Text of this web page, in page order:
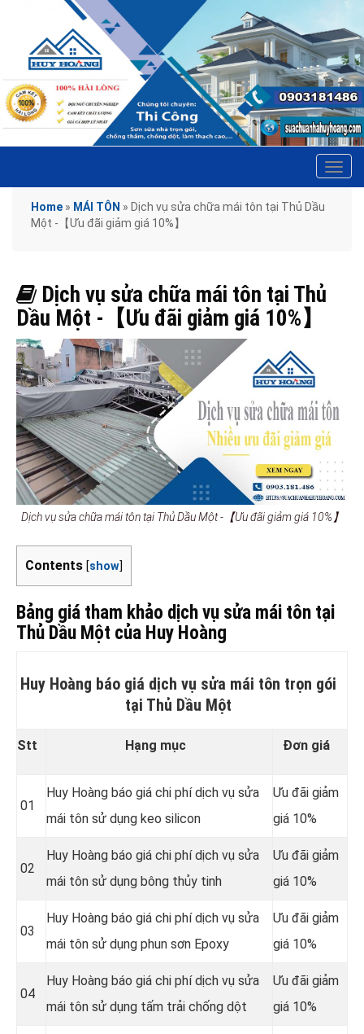
Home » MÁI TÔN » Dịch vụ sửa chữa mái tôn tại Thủ Dầu
Một -【Ưu đãi giảm giá 10%】
Dịch vụ sửa chữa mái tôn tại Thủ
Dầu Một -【Ưu đãi giảm giá 10%】
Dịch vụ sửa chữa mái tôn tại Thủ Dầu Một -【Ưu đãi giảm giá 10%】
Contents [show]
Bảng giá tham khảo dịch vụ sửa mái tôn tại
Thủ Dầu Một của Huy Hoàng
Huy Hoàng báo giá dịch vụ sửa mái tôn trọn gói
tại Thủ Dầu Một
Stt Hạng mục Đơn giá
01
Huy Hoàng báo giá chi phí dịch vụ sửa
mái tôn sử dụng keo silicon
Ưu đãi giảm
giá 10%
02
Huy Hoàng báo giá chi phí dịch vụ sửa
mái tôn sử dụng bông thủy tinh
Ưu đãi giảm
giá 10%
03
Huy Hoàng báo giá chi phí dịch vụ sửa
mái tôn sử dụng phun sơn Epoxy
Ưu đãi giảm
giá 10%
04
Huy Hoàng báo giá chi phí dịch vụ sửa
mái tôn sử dụng tấm trải chống dột
Ưu đãi giảm
giá 10%